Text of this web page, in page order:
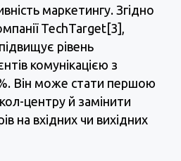
маркетингу. Згідно
TechTarget[3],
рівень
комунікацією з
Він може стати першою
центру й замінити
на вхідних чи вихідних